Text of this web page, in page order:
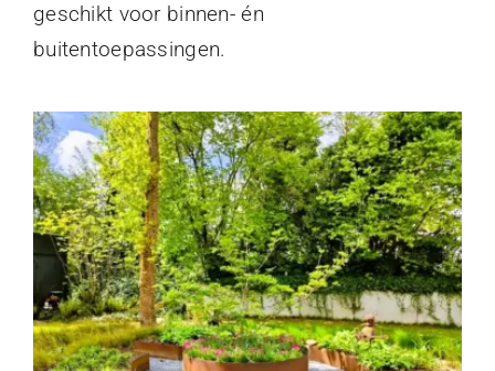
geschikt voor binnen- én
buitentoepassingen.